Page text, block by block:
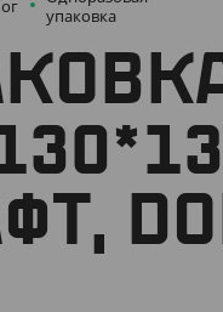
упаковка